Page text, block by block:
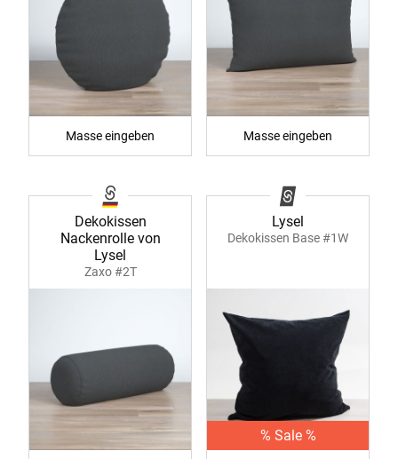
Masse eingeben Masse eingeben
Dekokissen
Nackenrolle von
Lysel
Zaxo #2T
Lysel
Dekokissen Base #1W
% Sale %